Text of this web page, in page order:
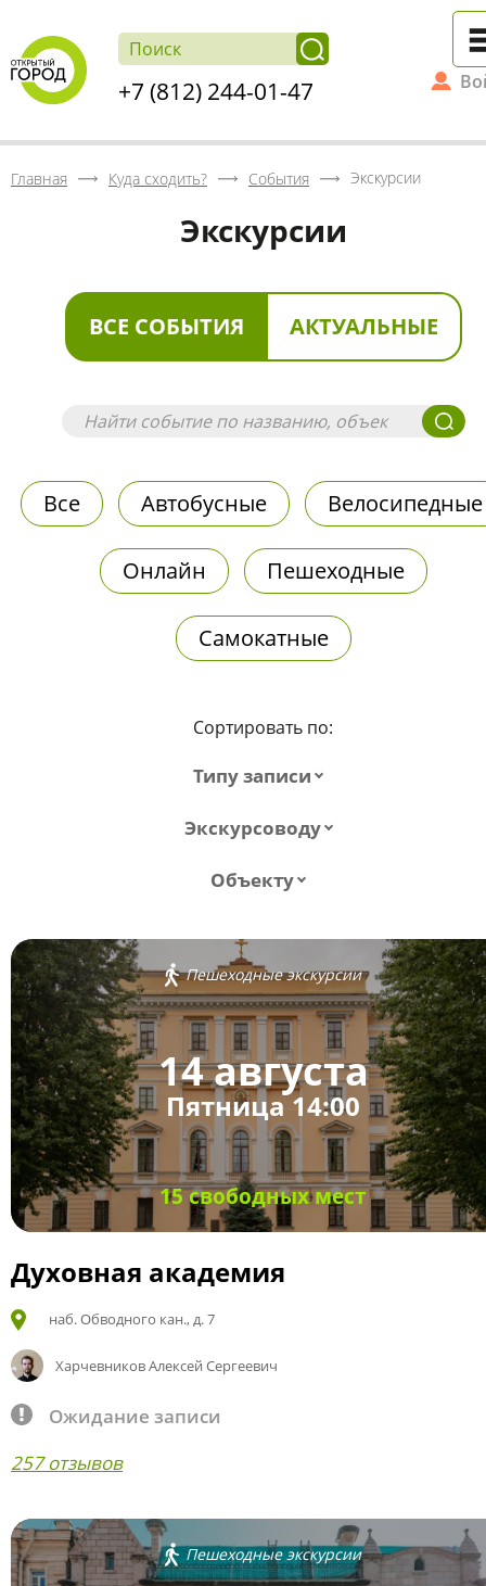
+7 (812) 244-01-47
Главная Куда сходить? События Экскурсии
Экскурсии
ВСЕ СОБЫТИЯ АКТУАЛЬНЫЕ
Все Автобусные Велосипедные
Онлайн Пешеходные
Самокатные
Сортировать по:
Типу записи
Экскурсоводу
Объекту
Пешеходные экскурсии
14 августа
Пятница 14:00
15 свободных мест
Духовная академия
наб. Обводного кан., д. 7
Харчевников Алексей Сергеевич
Ожидание записи
257 отзывов
Пешеходные экскурсии